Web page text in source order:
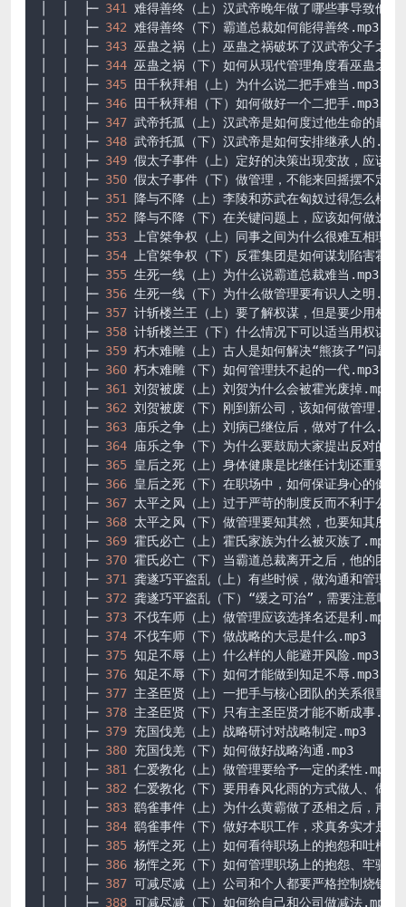
│  │  ├─ 341
难得善终（上）汉武帝晚年做了哪些事导致他难
│  │  ├─ 342 难得善终（下）霸道总裁如何能得善终.mp3
│  │  ├─ 343 巫蛊之祸（上）巫蛊之祸破坏了汉武帝父子之间
│  │  ├─ 344 巫蛊之祸（下）如何从现代管理角度看巫蛊之祸
│  │  ├─ 345 田千秋拜相（上）为什么说二把手难当.mp3
│  │  ├─ 346 田千秋拜相（下）如何做好一个二把手.mp3
│  │  ├─ 347 武帝托孤（上）汉武帝是如何度过他生命的最后
│  │  ├─ 348 武帝托孤（下）汉武帝是如何安排继承人的.mp3
│  │  ├─ 349 假太子事件（上）定好的决策出现变故，应该怎
│  │  ├─ 350 假太子事件（下）做管理，不能来回摇摆不定
│  │  ├─ 351
降与不降（上）李陵和苏武在匈奴过得怎么样
│  │  ├─ 352 降与不降（下）在关键问题上，应该如何做选择
│  │  ├─ 353 上官桀争权（上）同事之间为什么很难互相理解
│  │  ├─ 354 上官桀争权（下）反霍集团是如何谋划陷害霍光
│  │  ├─ 355 生死一线（上）为什么说霸道总裁难当.mp3
│  │  ├─ 356 生死一线（下）为什么做管理要有识人之明.mp3
│  │  ├─ 357 计斩楼兰王（上）要了解权谋，但是要少用权谋
│  │  ├─ 358 计斩楼兰王（下）什么情况下可以适当用权谋
│  │  ├─ 359 朽木难雕（上）古人是如何解决“熊孩子”问题的
│  │  ├─ 360 朽木难雕（下）如何管理扶不起的一代.mp3
│  │  ├─ 361
刘贺被废（上）刘贺为什么会被霍光废掉.mp3
│  │  ├─ 362 刘贺被废（下）刚到新公司，该如何做管理.mp3
│  │  ├─ 363 庙乐之争（上）刘病已继位后，做对了什么.mp3
│  │  ├─ 364 庙乐之争（下）为什么要鼓励大家提出反对的意
│  │  ├─ 365 皇后之死（上）身体健康是比继任计划还重要的
│  │  ├─ 366 皇后之死（下）在职场中，如何保证身心的健康
│  │  ├─ 367 太平之风（上）过于严苛的制度反而不利于公司
│  │  ├─ 368 太平之风（下）做管理要知其然，也要知其所以
│  │  ├─ 369 霍氏必亡（上）霍氏家族为什么被灭族了.mp3
│  │  ├─ 370 霍氏必亡（下）当霸道总裁离开之后，他的团队
│  │  ├─ 371
龚遂巧平盗乱（上）有些时候，做沟通和管理都
│  │  ├─ 372 龚遂巧平盗乱（下）“缓之可治”，需要注意哪
│  │  ├─ 373 不伐车师（上）做管理应该选择名还是利.mp3
│  │  ├─ 374 不伐车师（下）做战略的大忌是什么.mp3
│  │  ├─ 375 知足不辱（上）什么样的人能避开风险.mp3
│  │  ├─ 376 知足不辱（下）如何才能做到知足不辱.mp3
│  │  ├─ 377 主圣臣贤（上）一把手与核心团队的关系很重要
│  │  ├─ 378 主圣臣贤（下）只有主圣臣贤才能不断成事.mp3
│  │  ├─ 379 充国伐羌（上）战略研讨对战略制定.mp3
│  │  ├─ 380 充国伐羌（下）如何做好战略沟通.mp3
│  │  ├─ 381
仁爱教化（上）做管理要给予一定的柔性.mp3
│  │  ├─ 382 仁爱教化（下）要用春风化雨的方式做人、做事
│  │  ├─ 383 鹞雀事件（上）为什么黄霸做了丞相之后，声誉
│  │  ├─ 384 鹞雀事件（下）做好本职工作，求真务实才是长
│  │  ├─ 385 杨恽之死（上）如何看待职场上的抱怨和吐槽
│  │  ├─ 386 杨恽之死（下）如何管理职场上的抱怨、牢骚
│  │  ├─ 387 可减尽减（上）公司和个人都要严格控制烧钱率
│  │  ├─ 388 可减尽减（下）如何给自己和公司做减法.mp3